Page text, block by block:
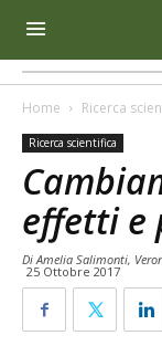
Home Ricerca
Ricerca scientifica
effetti e
Di Amelia Salimonti,
25 Ottobre 2017